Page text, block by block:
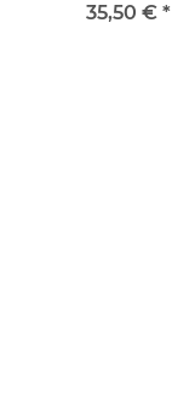
(A2105)
35,50 € *